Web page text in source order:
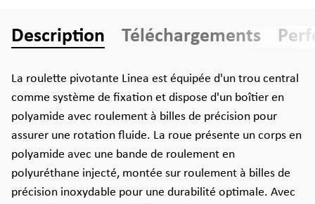
Description Téléchargements
La roulette pivotante Linea est équipée d'un trou central
comme système de fixation et dispose d'un boîtier en
polyamide avec roulement à billes de précision pour
assurer une rotation fluide. La roue présente un corps en
polyamide avec une bande de roulement en
polyuréthane injecté, montée sur roulement à billes de
précision inoxydable pour une durabilité optimale. Avec